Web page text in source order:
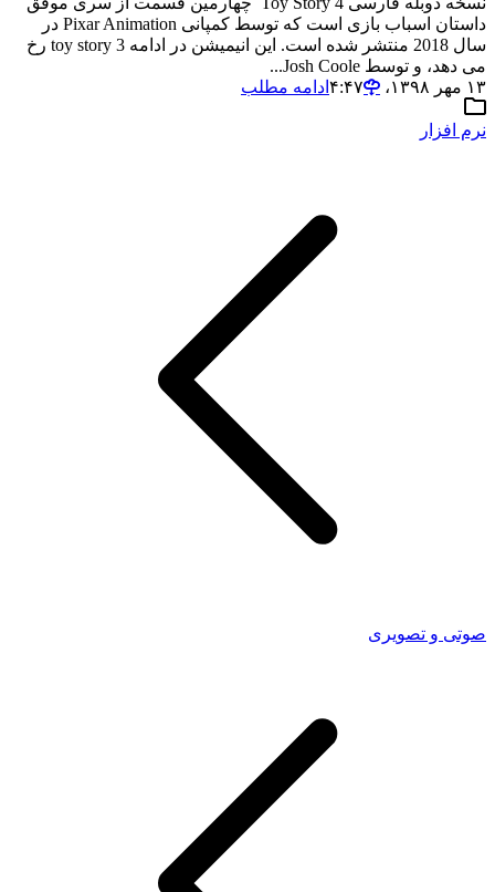
داستان اسباب بازی است که توسط کمپانی Pixar Animation در
سال 2018 منتشر شده است. این انیمیشن در ادامه toy story 3 رخ
می دهد، و توسط Josh Coole...
۱۳ مهر ۱۳۹۸،‏ ۴:۴۷
ادامه مطلب
نرم افزار
صوتی و تصویری